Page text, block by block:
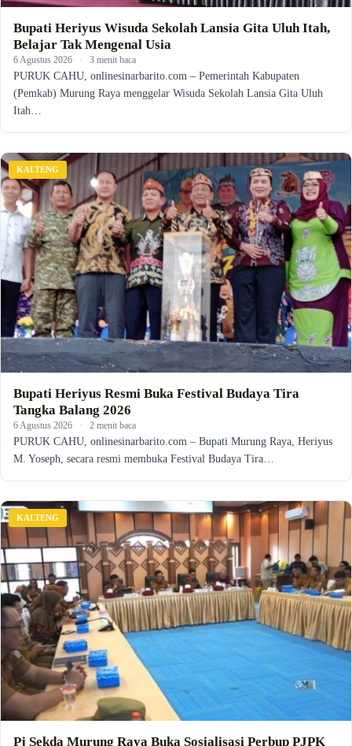
Bupati Heriyus Wisuda Sekolah Lansia Gita Uluh Itah,
Belajar Tak Mengenal Usia
6 Agustus 2026 · 3 menit baca
PURUK CAHU, onlinesinarbarito.com – Pemerintah Kabupaten
(Pemkab) Murung Raya menggelar Wisuda Sekolah Lansia Gita Uluh
Itah…
KALTENG
Bupati Heriyus Resmi Buka Festival Budaya Tira
Tangka Balang 2026
6 Agustus 2026 · 2 menit baca
PURUK CAHU, onlinesinarbarito.com – Bupati Murung Raya, Heriyus
M. Yoseph, secara resmi membuka Festival Budaya Tira…
KALTENG
Pj Sekda Murung Raya Buka Sosialisasi Perbup PJPK